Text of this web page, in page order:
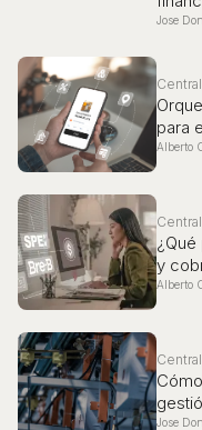
Jose
para
Alberto
¿Qué
y
Alberto
Jose